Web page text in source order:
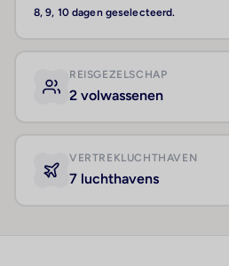
8, 9, 10 dagen geselecteerd.
REISGEZELSCHAP
2 volwassenen
VERTREKLUCHTHAVEN
7 luchthavens